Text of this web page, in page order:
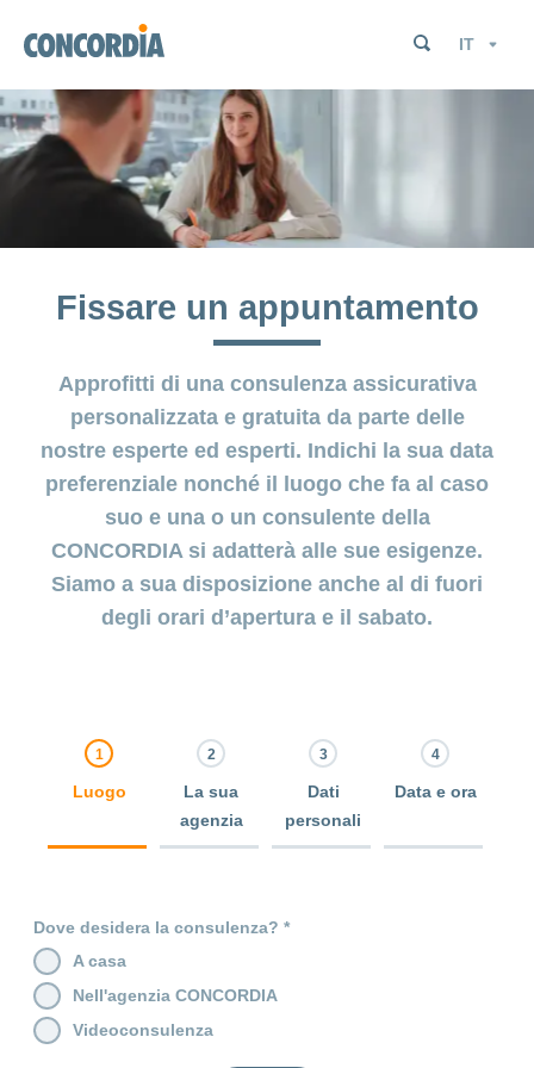
Lingua
CercaCerca
Cerca
Cerca
Cerca
Fissare un appuntamento
Approfitti di una consulenza assicurativa
personalizzata e gratuita da parte delle
nostre esperte ed esperti. Indichi la sua data
preferenziale nonché il luogo che fa al caso
suo e una o un consulente della
CONCORDIA si adatterà alle sue esigenze.
Siamo a sua disposizione anche al di fuori
degli orari d’apertura e il sabato.
Luogo
La sua
agenzia
Dati
personali
Data e ora
Dove desidera la consulenza?
A casa
Nell'agenzia CONCORDIA
Videoconsulenza